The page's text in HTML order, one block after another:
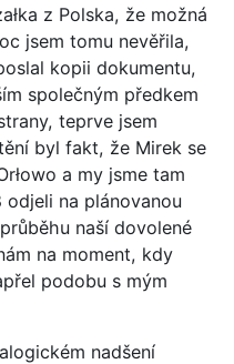
z Polska, že možná
jsem tomu nevěřila,
kopii dokumentu,
společným předkem
teprve jsem
byl fakt, že Mirek se
a my jsme tam
na plánovanou
naší dovolené
na moment, kdy
podobu s mým
nadšení